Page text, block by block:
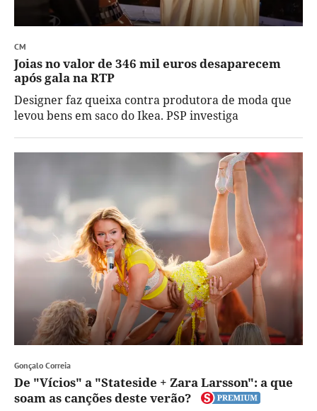
CM
Joias no valor de 346 mil euros desaparecem
após gala na RTP
Designer faz queixa contra produtora de moda que
levou bens em saco do Ikea. PSP investiga
Gonçalo Correia
De "Vícios" a "Stateside + Zara Larsson": a que
soam as canções deste verão?